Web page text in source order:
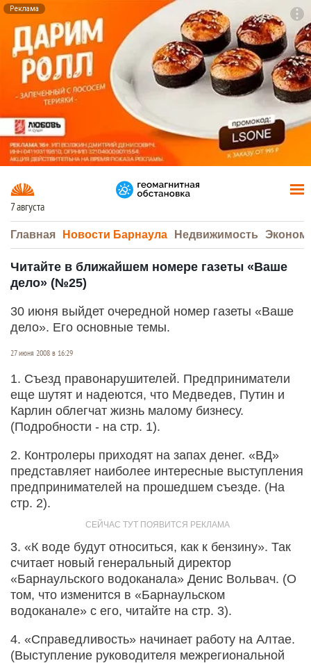
Реклама
7 августа
Главная Новости Барнаула Недвижимость
Читайте в ближайшем номере газеты «Ваше
дело» (№25)
30 июня выйдет очередной номер газеты «Ваше
дело». Его основные темы.
27 июня 2008 в 16:29
1. Съезд правонарушителей. Предприниматели
еще шутят и надеются, что Медведев, Путин и
Карлин облегчат жизнь малому бизнесу.
(Подробности - на стр. 1).
2. Контролеры приходят на запах денег. «ВД»
представляет наиболее интересные выступления
предпринимателей на прошедшем съезде. (На
стр. 2).
3. «К воде будут относиться, как к бензину». Так
считает новый генеральный директор
«Барнаульского водоканала» Денис Вольвач. (О
том, что изменится в «Барнаульском
водоканале» с его, читайте на стр. 3).
4. «Справедливость» начинает работу на Алтае.
(Выступление руководителя межрегиональной